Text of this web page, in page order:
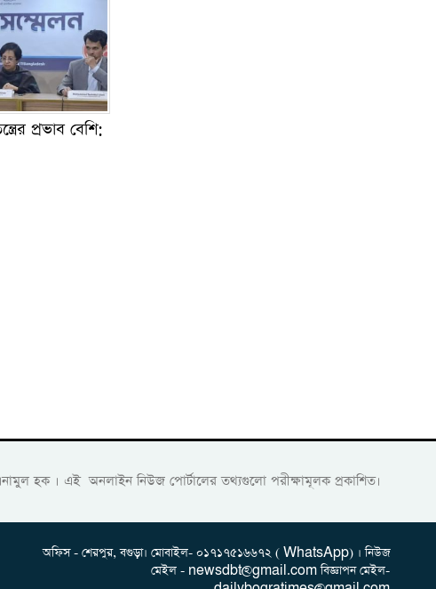
প্রভাব বেশি:
হক । এই অনলাইন নিউজ পোর্টালের তথ্যগুলো পরীক্ষামূলক প্রকাশিত।
অফিস - শেরপুর, বগুড়া। মোবাইল- ০১৭১৭৫১৬৬৭২ ( WhatsApp) । নিউজ
মেইল - newsdbt@gmail.com বিজ্ঞাপন মেইল-